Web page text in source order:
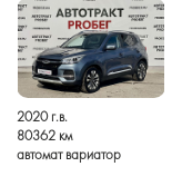
2020 г.в.
80362 км
автомат вариатор